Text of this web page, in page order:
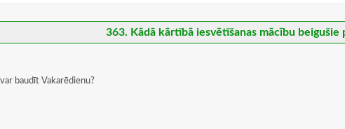
363. Kādā kārtībā iesvētīšanas mācību
baudīt Vakarēdienu?